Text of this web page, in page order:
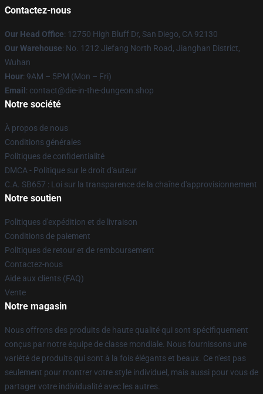
Contactez-nous
Our Head Office: 12750 High Bluff Dr, San Diego, CA 92130
Our Warehouse: No. 1212 Jiefang North Road, Jianghan District,
Wuhan
Hour: 9AM – 5PM (Mon – Fri)
Email : contact@die-in-the-dungeon.shop
Notre société
À propos de nous
Conditions générales
Politiques de confidentialité
DMCA - Politique sur le droit d'auteur
C.A. SB657 : Loi sur la transparence de la chaîne d'approvisionnement
Notre soutien
Politiques d'expédition et de livraison
Conditions de paiement
Politiques de retour et de remboursement
Contactez-nous
Aide aux clients (FAQ)
Vente
Notre magasin
Nous offrons des produits de haute qualité qui sont spécifiquement
conçus par notre équipe de classe mondiale. Nous fournissons une
variété de produits qui sont à la fois élégants et beaux. Ce n'est pas
seulement pour montrer votre style individuel, mais aussi pour vous de
partager votre individualité avec les autres.